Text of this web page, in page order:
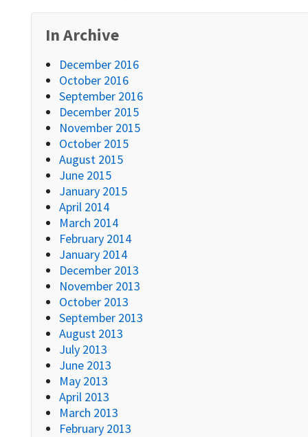
In Archive
December 2016
October 2016
September 2016
December 2015
November 2015
October 2015
August 2015
June 2015
January 2015
April 2014
March 2014
February 2014
January 2014
December 2013
November 2013
October 2013
September 2013
August 2013
July 2013
June 2013
May 2013
April 2013
March 2013
February 2013